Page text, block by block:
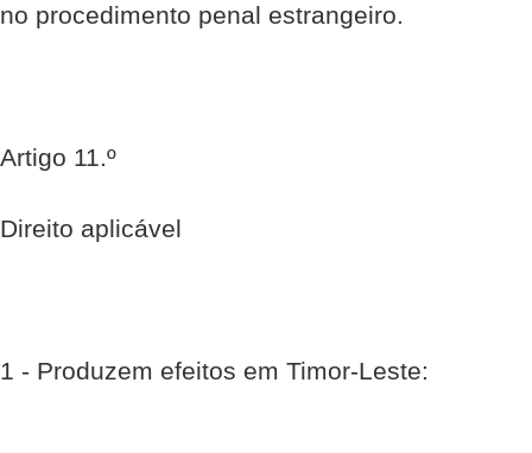
no procedimento penal estrangeiro.
Artigo 11.º
Direito aplicável
1 - Produzem efeitos em Timor-Leste: